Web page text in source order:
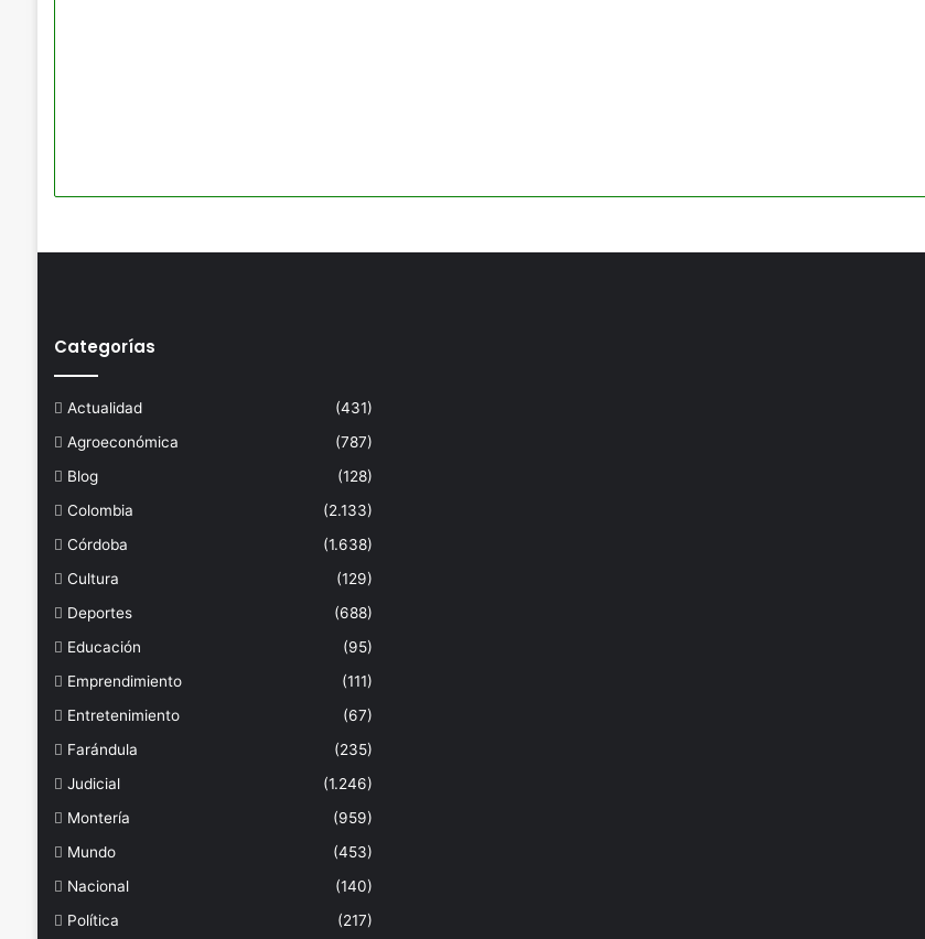
Categorías
Actualidad
(431)
Agroeconómica
(787)
Blog
(128)
Colombia
(2.133)
Córdoba
(1.638)
Cultura
(129)
Deportes
(688)
Educación
(95)
Emprendimiento
(111)
Entretenimiento
(67)
Farándula
(235)
Judicial
(1.246)
Montería
(959)
Mundo
(453)
Nacional
(140)
Política
(217)